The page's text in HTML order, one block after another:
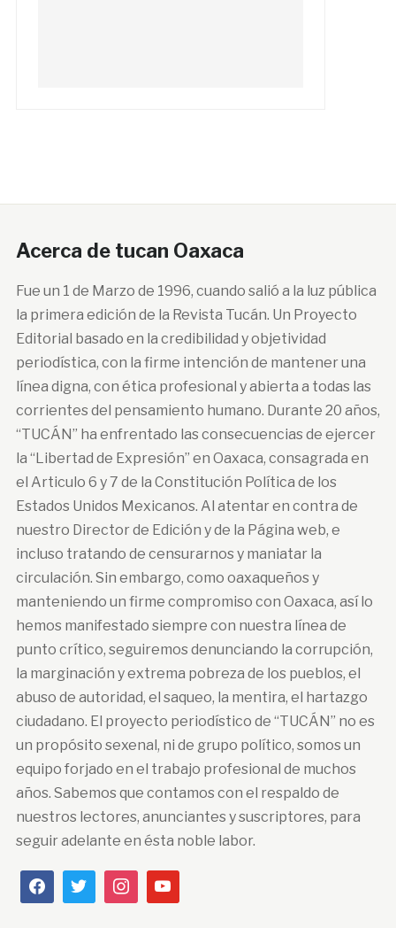
Acerca de tucan Oaxaca
Fue un 1 de Marzo de 1996, cuando salió a la luz pública
la primera edición de la Revista Tucán. Un Proyecto
Editorial basado en la credibilidad y objetividad
periodística, con la firme intención de mantener una
línea digna, con ética profesional y abierta a todas las
corrientes del pensamiento humano. Durante 20 años,
“TUCÁN” ha enfrentado las consecuencias de ejercer
la “Libertad de Expresión” en Oaxaca, consagrada en
el Articulo 6 y 7 de la Constitución Política de los
Estados Unidos Mexicanos. Al atentar en contra de
nuestro Director de Edición y de la Página web, e
incluso tratando de censurarnos y maniatar la
circulación. Sin embargo, como oaxaqueños y
manteniendo un firme compromiso con Oaxaca, así lo
hemos manifestado siempre con nuestra línea de
punto crítico, seguiremos denunciando la corrupción,
la marginación y extrema pobreza de los pueblos, el
abuso de autoridad, el saqueo, la mentira, el hartazgo
ciudadano. El proyecto periodístico de “TUCÁN” no es
un propósito sexenal, ni de grupo político, somos un
equipo forjado en el trabajo profesional de muchos
años. Sabemos que contamos con el respaldo de
nuestros lectores, anunciantes y suscriptores, para
seguir adelante en ésta noble labor.